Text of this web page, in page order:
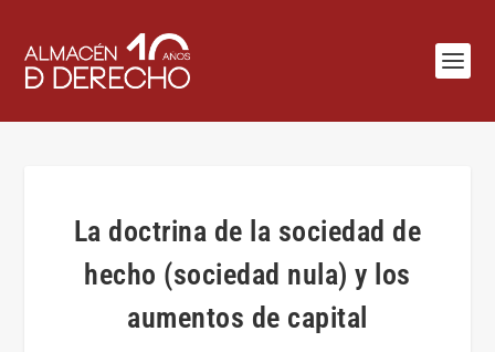
La doctrina de la sociedad de
hecho (sociedad nula) y los
aumentos de capital